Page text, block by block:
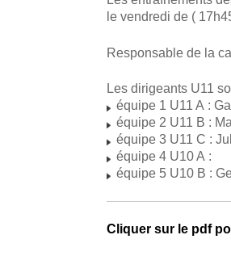
le vendredi de (
Responsable de la
Les dirigeants U11
équipe 1 U11 A :
équipe 2 U11 B :
équipe 3 U11 C :
équipe 4 U10 A :
équipe 5 U10 B :
Cliquer sur le pdf